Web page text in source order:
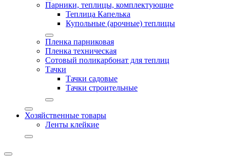
Парники, теплицы, комплектующие
Теплица Капелька
Купольные (арочные) теплицы
Пленка парниковая
Пленка техническая
Сотовый поликарбонат для теплиц
Тачки
Тачки садовые
Тачки строительные
Хозяйственные товары
Ленты клейкие